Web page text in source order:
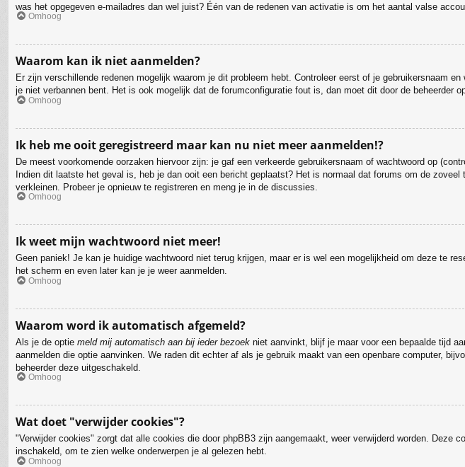
was het opgegeven e-mailadres dan wel juist? Één van de redenen van activatie is om het aantal valse
Omhoog
Waarom kan ik niet aanmelden?
Er zijn verschillende redenen mogelijk waarom je dit probleem hebt. Controleer eerst of je gebruikersnaam
je niet verbannen bent. Het is ook mogelijk dat de forumconfiguratie fout is, dan moet dit door de beheerder
Omhoog
Ik heb me ooit geregistreerd maar kan nu niet meer aanmelden!?
De meest voorkomende oorzaken hiervoor zijn: je gaf een verkeerde gebruikersnaam of wachtwoord op
Indien dit laatste het geval is, heb je dan ooit een bericht geplaatst? Het is normaal dat forums om de
verkleinen. Probeer je opnieuw te registreren en meng je in de discussies.
Omhoog
Ik weet mijn wachtwoord niet meer!
Geen paniek! Je kan je huidige wachtwoord niet terug krijgen, maar er is wel een mogelijkheid om deze te
het scherm en even later kan je je weer aanmelden.
Omhoog
Waarom word ik automatisch afgemeld?
Als je de optie meld mij automatisch aan bij ieder bezoek niet aanvinkt, blijf je maar voor een bepaalde tijd
aanmelden die optie aanvinken. We raden dit echter af als je gebruik maakt van een openbare computer,
beheerder deze uitgeschakeld.
Omhoog
Wat doet "verwijder cookies"?
"Verwijder cookies" zorgt dat alle cookies die door phpBB3 zijn aangemaakt, weer verwijderd worden. Deze
inschakeld, om te zien welke onderwerpen je al gelezen hebt.
Omhoog